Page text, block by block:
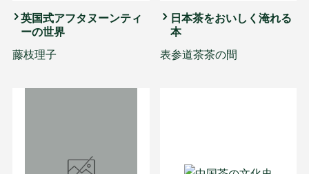
英国式アフタヌーンティ
ーの世界
藤枝理子
日本茶をおいしく淹れる
本
表参道茶茶の間